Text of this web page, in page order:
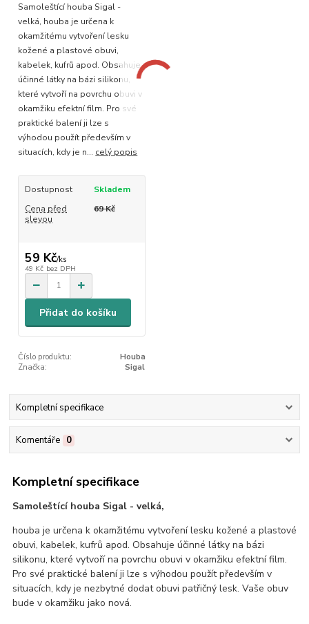
Samoleštící houba Sigal -
velká, houba je určena k
okamžitému vytvoření lesku
kožené a plastové obuvi,
kabelek, kufrů apod. Obsahuje
účinné látky na bázi silikonu,
které vytvoří na povrchu obuvi v
okamžiku efektní film. Pro své
praktické balení ji lze s
výhodou použít především v
situacích, kdy je n... celý popis
Dostupnost
Skladem
Cena před
slevou
69 Kč
59 Kč/ks
49 Kč bez DPH
Přidat do košíku
Číslo produktu:
Houba
Značka:
Sigal
Kompletní specifikace
Komentáře 0
Kompletní specifikace
Samoleštící houba Sigal - velká,
houba je určena k okamžitému vytvoření lesku kožené a plastové
obuvi, kabelek, kufrů apod. Obsahuje účinné látky na bázi
silikonu, které vytvoří na povrchu obuvi v okamžiku efektní film.
Pro své praktické balení ji lze s výhodou použít především v
situacích, kdy je nezbytné dodat obuvi patřičný lesk. Vaše obuv
bude v okamžiku jako nová.